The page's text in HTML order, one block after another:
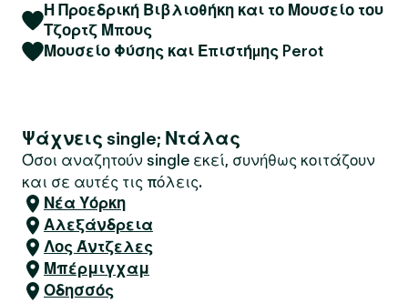
Η Προεδρική Βιβλιοθήκη και το Μουσείο του
Τζορτζ Μπους
Μουσείο Φύσης και Επιστήμης Perot
Ψάχνεις single; Ντάλας
Όσοι αναζητούν single εκεί, συνήθως κοιτάζουν
και σε αυτές τις πόλεις.
Νέα Υόρκη
Αλεξάνδρεια
Λος Άντζελες
Μπέρμιγχαμ
Οδησσός